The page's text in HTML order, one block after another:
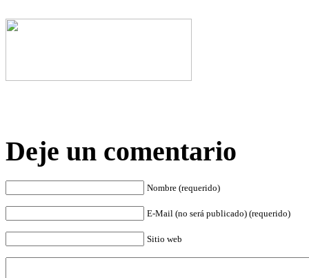
Deje un comentario
Nombre (requerido)
E-Mail (no será publicado) (requerido)
Sitio web